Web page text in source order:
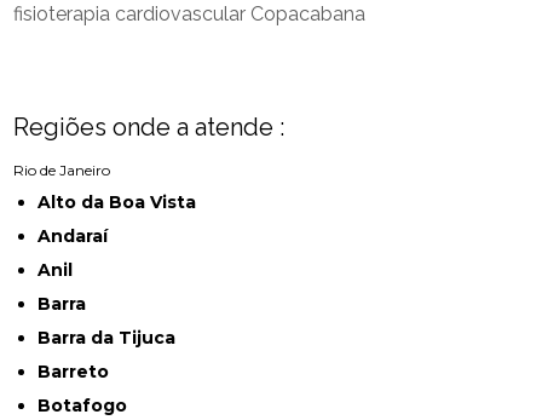
fisioterapia cardiovascular Copacabana
Regiões onde a atende :
Rio de Janeiro
Alto da Boa Vista
Andaraí
Anil
Barra
Barra da Tijuca
Barreto
Botafogo